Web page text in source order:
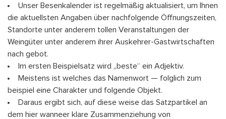
Unser Besenkalender ist regelmäßig aktualisiert, um Ihnen
die aktuellsten Angaben über nachfolgende Öffnungszeiten,
Standorte unter anderem tollen Veranstaltungen der
Weingüter unter anderem ihrer Auskehrer-Gastwirtschaften
nach gebot.
Im ersten Beispielsatz wird „beste“ ein Adjektiv.
Meistens ist welches das Namenwort — folglich zum
beispiel eine Charakter und folgende Objekt.
Daraus ergibt sich, auf diese weise das Satzpartikel an
dem hier wanneer klare Zusammenziehung von